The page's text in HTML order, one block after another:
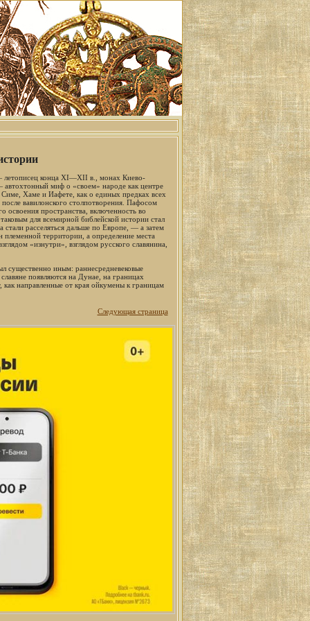
летописец конца XI—XII в., монах Киево-
миф о «своем» народе как центре
Хаме и Иафете, как о единых предках всех
вавилонского столпотворения. Пафосом
освоения пространства, включенность во
для всемирной библейской истории стал
расселяться дальше по Европе, — а затем
территории, а определение места
«изнутри», взглядом русского славянина,
существенно иным: раннесредневековые
появляются на Дунае, на границах
направленные от края ойкумены к границам
Следующая страница